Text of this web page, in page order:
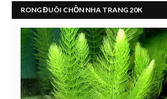
RONG ĐUÔI CHỒN NHA TRANG 20K